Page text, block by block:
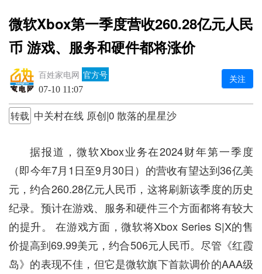
微软Xbox第一季度营收260.28亿元人民
币 游戏、服务和硬件都将涨价
百姓家电网 官方号
07-10 11:07
关注
转载 中关村在线 原创|0 散落的星星沙
据报道，微软Xbox业务在2024财年第一季度
（即今年7月1日至9月30日）的营收有望达到36亿美
元，约合260.28亿元人民币，这将刷新该季度的历史
纪录。预计在游戏、服务和硬件三个方面都将有较大
的提升。 在游戏方面，微软将Xbox Series S|X的售
价提高到69.99美元，约合506元人民币。尽管《红霞
岛》的表现不佳，但它是微软旗下首款调价的AAA级